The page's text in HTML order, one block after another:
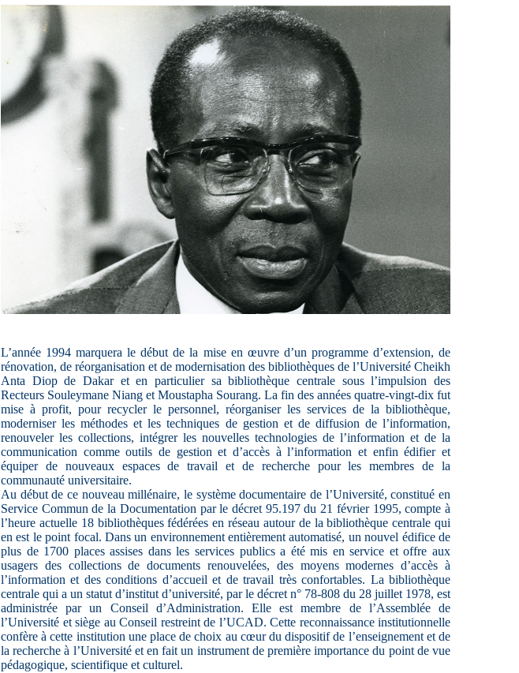
L’année 1994 marquera le début de la mise en œuvre d’un programme d’extension, de
rénovation, de réorganisation et de modernisation des bibliothèques de l’Université Cheikh
Anta Diop de Dakar et en particulier sa bibliothèque centrale sous l’impulsion des
Recteurs Souleymane Niang et Moustapha Sourang. La fin des années quatre-vingt-dix fut
mise à profit, pour recycler le personnel, réorganiser les services de la bibliothèque,
moderniser les méthodes et les techniques de gestion et de diffusion de l’information,
renouveler les collections, intégrer les nouvelles technologies de l’information et de la
communication comme outils de gestion et d’accès à l’information et enfin édifier et
équiper de nouveaux espaces de travail et de recherche pour les membres de la
communauté universitaire.
Au début de ce nouveau millénaire, le système documentaire de l’Université, constitué en
Service Commun de la Documentation par le décret 95.197 du 21 février 1995, compte à
l’heure actuelle 18 bibliothèques fédérées en réseau autour de la bibliothèque centrale qui
en est le point focal. Dans un environnement entièrement automatisé, un nouvel édifice de
plus de 1700 places assises dans les services publics a été mis en service et offre aux
usagers des collections de documents renouvelées, des moyens modernes d’accès à
l’information et des conditions d’accueil et de travail très confortables. La bibliothèque
centrale qui a un statut d’institut d’université, par le décret n° 78-808 du 28 juillet 1978, est
administrée par un Conseil d’Administration. Elle est membre de l’Assemblée de
l’Université et siège au Conseil restreint de l’UCAD. Cette reconnaissance institutionnelle
confère à cette institution une place de choix au cœur du dispositif de l’enseignement et de
la recherche à l’Université et en fait un instrument de première importance du point de vue
pédagogique, scientifique et culturel.